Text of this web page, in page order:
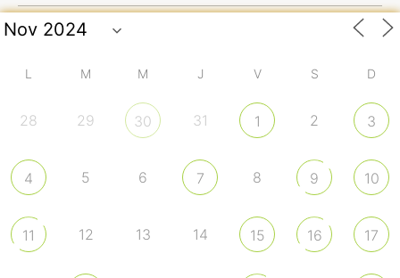
L M M J V S D
28 29 30 31 1 2 3
4 5 6 7 8 9 10
11 12 13 14 15 16 17